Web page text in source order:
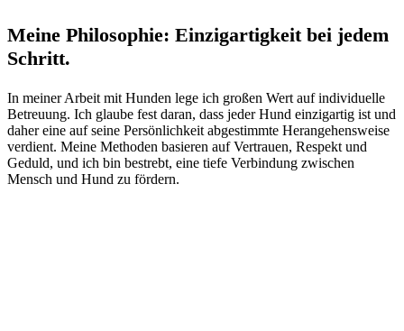
Meine Philosophie: Einzigartigkeit bei jedem
Schritt.
In meiner Arbeit mit Hunden lege ich großen Wert auf individuelle
Betreuung. Ich glaube fest daran, dass jeder Hund einzigartig ist und
daher eine auf seine Persönlichkeit abgestimmte Herangehensweise
verdient. Meine Methoden basieren auf Vertrauen, Respekt und
Geduld, und ich bin bestrebt, eine tiefe Verbindung zwischen
Mensch und Hund zu fördern.